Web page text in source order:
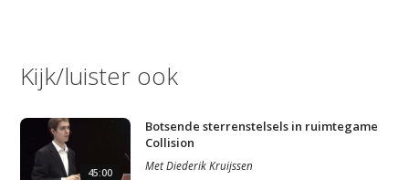
Kijk/luister ook
45:00
Botsende sterrenstelsels in ruimtegame
Collision
MetDiederik Kruijssen